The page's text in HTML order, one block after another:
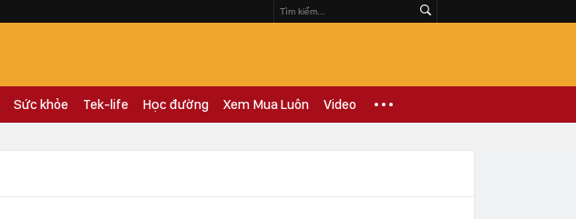
Sức khỏe Tek-life Học đường Xem Mua Luôn Video